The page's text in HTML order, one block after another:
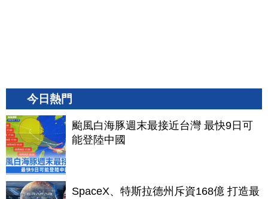
今日熱門
颱風白海豚週末最接近台灣 最快9日可
能登陸中國
SpaceX、特斯拉德州斥資168億 打造最